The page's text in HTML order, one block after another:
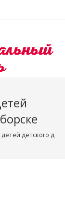
детского